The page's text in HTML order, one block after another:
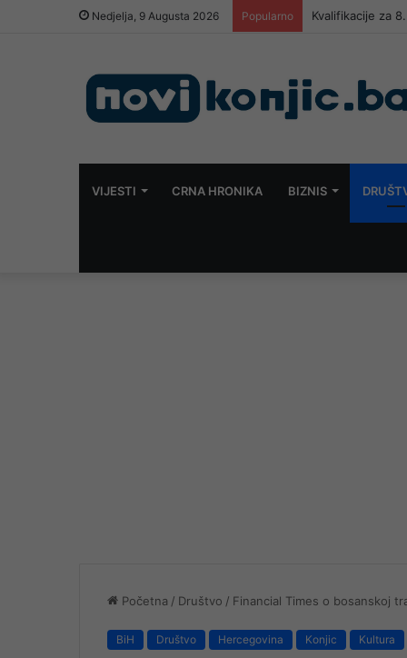
Nedjelja, 9 Augusta 2026 Popularno Kvalifikacije za
VIJESTI CRNA HRONIKA BIZNIS
Početna / Društvo / Financial Times o bosanskoj
BiH Društvo Hercegovina Konjic Kultura